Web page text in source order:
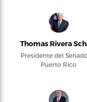
Thomas Rivera
Presidente del
Puerto Rico